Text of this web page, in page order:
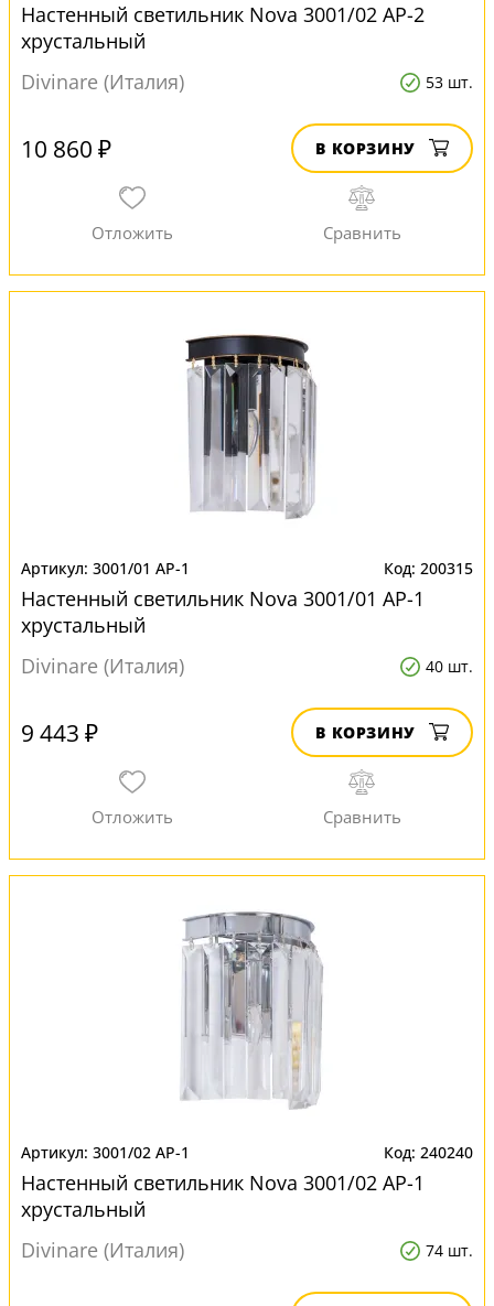
Настенный светильник Nova 3001/02 AP-2
хрустальный
Divinare (Италия)
53 шт.
10 860 ₽ В КОРЗИНУ
3001/01 AP-1 200315
Настенный светильник Nova 3001/01 AP-1
хрустальный
Divinare (Италия)
40 шт.
9 443 ₽ В КОРЗИНУ
3001/02 AP-1 240240
Настенный светильник Nova 3001/02 AP-1
хрустальный
Divinare (Италия)
74 шт.